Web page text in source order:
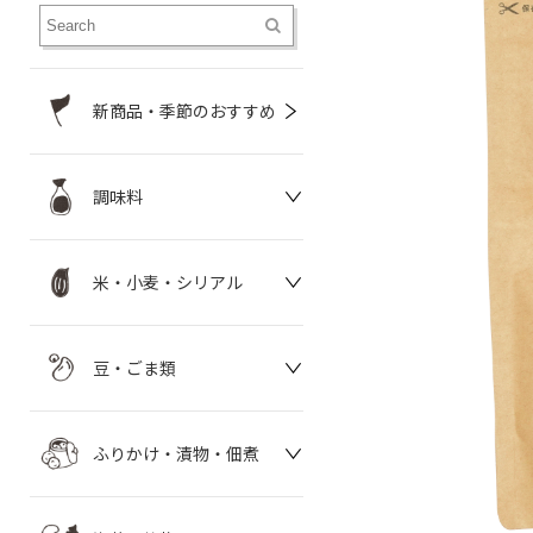
新商品・季節のおすすめ
調味料
米・小麦・シリアル
豆・ごま類
ふりかけ・漬物・佃煮